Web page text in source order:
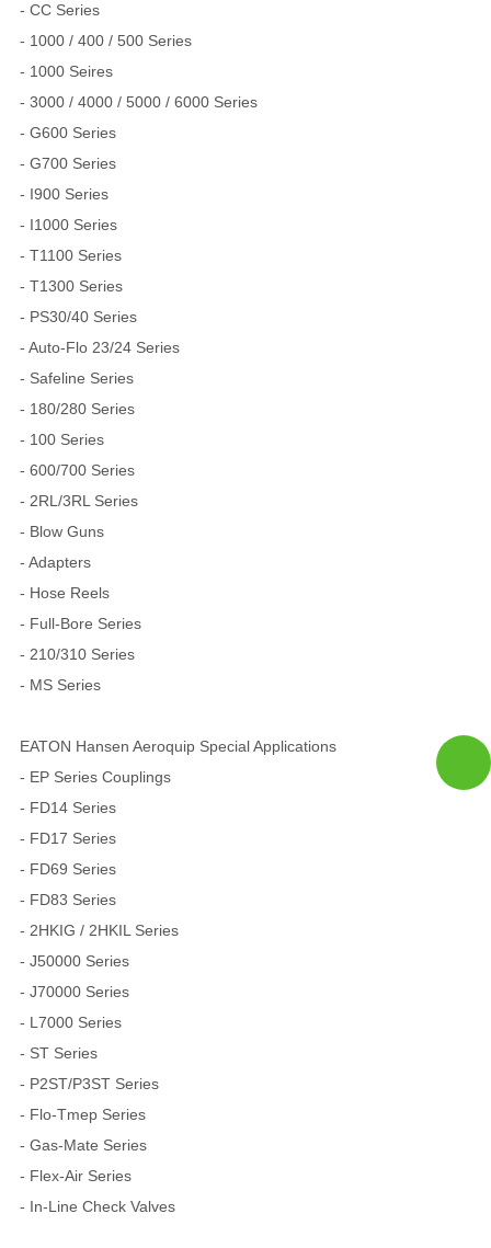
- CC Series
- 1000 / 400 / 500 Series
- 1000 Seires
- 3000 / 4000 / 5000 / 6000 Series
- G600 Series
- G700 Series
- I900 Series
- I1000 Series
- T1100 Series
- T1300 Series
- PS30/40 Series
- Auto-Flo 23/24 Series
- Safeline Series
- 180/280 Series
- 100 Series
- 600/700 Series
- 2RL/3RL Series
- Blow Guns
- Adapters
- Hose Reels
- Full-Bore Series
- 210/310 Series
- MS Series
EATON Hansen Aeroquip Special Applications
- EP Series Couplings
- FD14 Series
- FD17 Series
- FD69 Series
- FD83 Series
- 2HKIG / 2HKIL Series
- J50000 Series
- J70000 Series
- L7000 Series
- ST Series
- P2ST/P3ST Series
- Flo-Tmep Series
- Gas-Mate Series
- Flex-Air Series
- In-Line Check Valves